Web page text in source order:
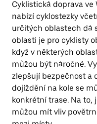
Cyklistická doprava
nabízí cyklostezky
určitých oblastech dá
oblasti je pro cyklisty
když v některých
můžou být náročné.
zlepšují bezpečnost a
dojíždění na kole se
konkrétní trase. Na to,
můžou mít vliv